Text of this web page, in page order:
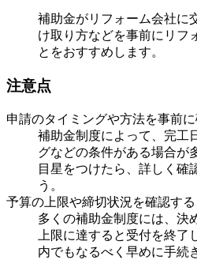
補助金がリフォーム会社に
け取り方などを事前にリフ
とをおすすめします。
注意点
申請のタイミングや方法を事前
補助金制度によって、完工
グなどの条件がある場合が
目星をつけたら、詳しく確
う。
予算の上限や締切状況を確認する
多くの補助金制度には、決
上限に達すると受付を終
内でもなるべく早めに手続